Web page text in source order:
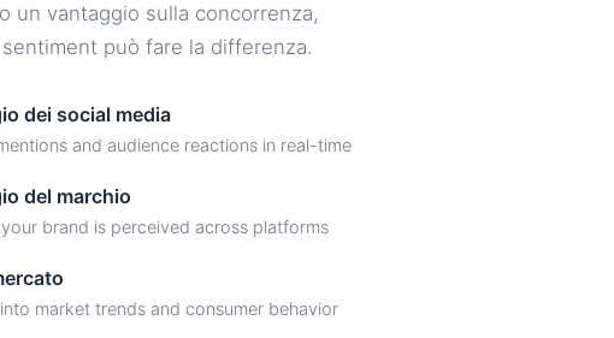
un vantaggio sulla concorrenza,
può fare la differenza.
dei social media
and audience reactions in real-time
del marchio
brand is perceived across platforms
market trends and consumer behavior